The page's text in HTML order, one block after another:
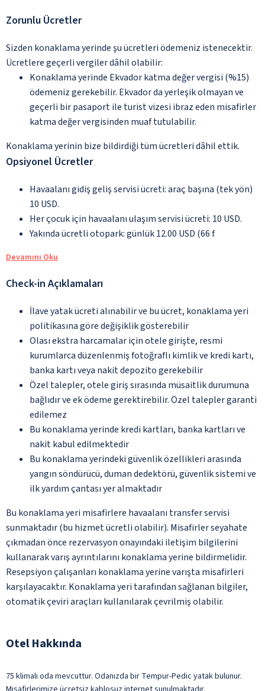
Zorunlu Ücretler
Sizden konaklama yerinde şu ücretleri ödemeniz istenecektir.
Ücretlere geçerli vergiler dâhil olabilir:
Konaklama yerinde Ekvador katma değer vergisi (%15)
ödemeniz gerekebilir. Ekvador da yerleşik olmayan ve
geçerli bir pasaport ile turist vizesi ibraz eden misafirler
katma değer vergisinden muaf tutulabilir.
Konaklama yerinin bize bildirdiği tüm ücretleri dâhil ettik.
Opsiyonel Ücretler
Havaalanı gidiş geliş servisi ücreti: araç başına (tek yön)
10 USD.
Her çocuk için havaalanı ulaşım servisi ücreti: 10 USD.
Yakında ücretli otopark: günlük 12.00 USD (66 f
Devamını Oku
Check-in Açıklamaları
İlave yatak ücreti alınabilir ve bu ücret, konaklama yeri
politikasına göre değişiklik gösterebilir
Olası ekstra harcamalar için otele girişte, resmi
kurumlarca düzenlenmiş fotoğraflı kimlik ve kredi kartı,
banka kartı veya nakit depozito gerekebilir
Özel talepler, otele giriş sırasında müsaitlik durumuna
bağlıdır ve ek ödeme gerektirebilir. Özel talepler garanti
edilemez
Bu konaklama yerinde kredi kartları, banka kartları ve
nakit kabul edilmektedir
Bu konaklama yerindeki güvenlik özellikleri arasında
yangın söndürücü, duman dedektörü, güvenlik sistemi ve
ilk yardım çantası yer almaktadır
Bu konaklama yeri misafirlere havaalanı transfer servisi
sunmaktadır (bu hizmet ücretli olabilir). Misafirler seyahate
çıkmadan önce rezervasyon onayındaki iletişim bilgilerini
kullanarak varış ayrıntılarını konaklama yerine bildirmelidir.
Resepsiyon çalışanları konaklama yerine varışta misafirleri
karşılayacaktır. Konaklama yeri tarafından sağlanan bilgiler,
otomatik çeviri araçları kullanılarak çevrilmiş olabilir.
Otel Hakkında
75 klimalı oda mevcuttur. Odanızda bir Tempur-Pedic yatak bulunur.